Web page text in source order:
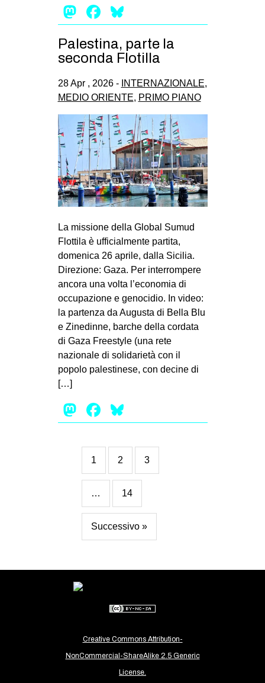
Mastodon
Facebook
Palestina, parte la
seconda Flotilla
28 Apr , 2026 - INTERNAZIONALE,
MEDIO ORIENTE, PRIMO PIANO
La missione della Global Sumud
Flottila è ufficialmente partita,
domenica 26 aprile, dalla Sicilia.
Direzione: Gaza. Per interrompere
ancora una volta l’economia di
occupazione e genocidio. In video:
la partenza da Augusta di Bella Blu
e Zinedinne, barche della cordata
di Gaza Freestyle (una rete
nazionale di solidarietà con il
popolo palestinese, con decine di
[…]
Mastodon
Facebook
1 2 3
… 14
Successivo »
Creative Commons Attribution-
NonCommercial-ShareAlike 2.5 Generic
License.